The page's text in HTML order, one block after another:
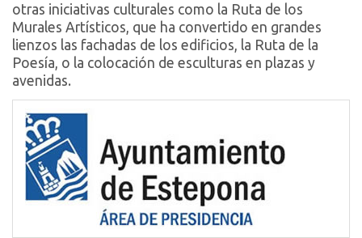
otras iniciativas culturales como la Ruta de los
Murales Artísticos, que ha convertido en grandes
lienzos las fachadas de los edificios, la Ruta de la
Poesía, o la colocación de esculturas en plazas y
avenidas.